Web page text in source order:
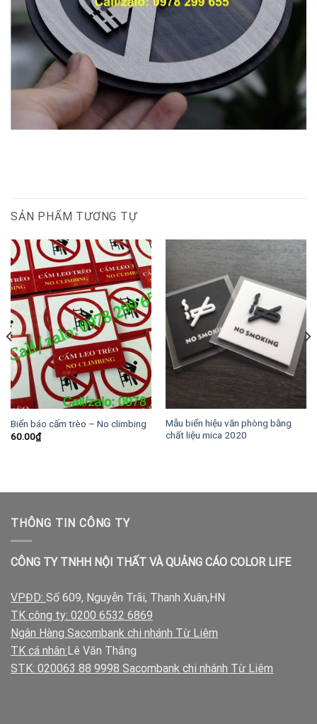
SẢN PHẨM TƯƠNG TỰ
Biển báo cấm trèo – No climbing
60.00₫
Mẫu biển hiệu văn phòng bằng
chất liệu mica 2020
THÔNG TIN CÔNG TY
CÔNG TY TNHH NỘI THẤT VÀ QUẢNG CÁO COLOR LIFE
VPĐD: Số 609, Nguyễn Trãi, Thanh Xuân,HN
TK công ty: 0200 6532 6869
Ngân Hàng Sacombank chi nhánh Từ Liêm
TK cá nhân:Lê Văn Thắng
STK: 020063 88 9998 Sacombank chi nhánh Từ Liêm